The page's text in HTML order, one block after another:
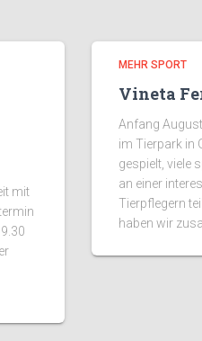
mit
MEHR SPORT
Vineta
Anfang
im Tierpark in
gespielt, viele
an einer
Tierpflegern
haben wir